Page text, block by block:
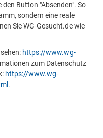
Button "Absenden". So
sondern eine reale
Sie WG-Gesucht.de wie
https://www.wg-
zum Datenschutz
https://www.wg-
.